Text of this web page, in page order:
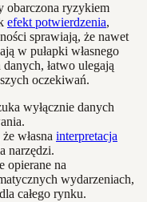
obarczona ryzykiem
efekt potwierdzenia,
sprawiają, że nawet
w pułapki własnego
łatwo ulegają
oczekiwań.
wyłącznie danych
własna interpretacja
narzędzi.
opierane na
wydarzeniach,
całego rynku.